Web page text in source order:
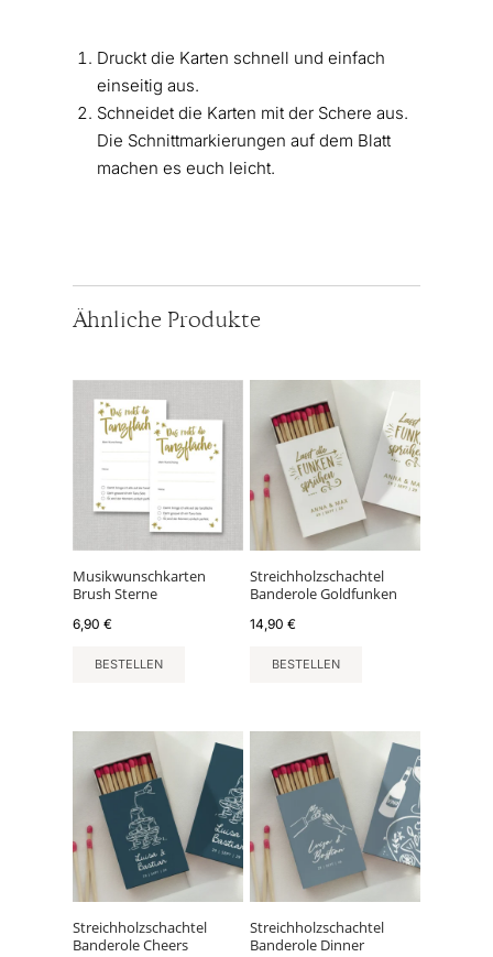
Druckt die Karten schnell und einfach
einseitig aus.
Schneidet die Karten mit der Schere aus.
Die Schnittmarkierungen auf dem Blatt
machen es euch leicht.
Ähnliche Produkte
Musikwunschkarten
Brush Sterne
6,90 €
BESTELLEN
Streichholzschachtel
Banderole Goldfunken
14,90€
BESTELLEN
Streichholzschachtel
Banderole Cheers
Streichholzschachtel
Banderole Dinner